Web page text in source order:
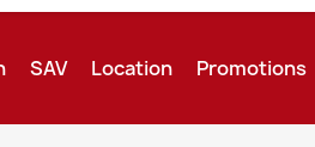
SAV Location Promotions